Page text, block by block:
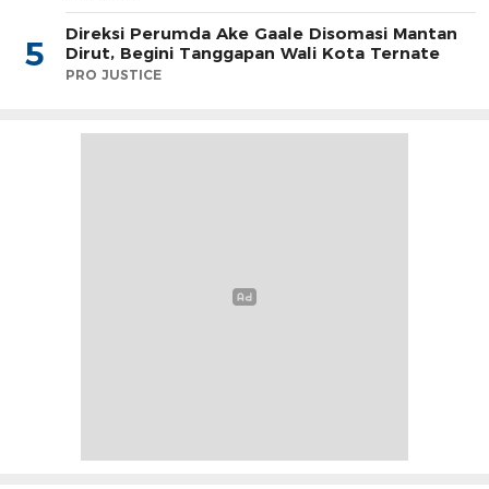
5
Direksi Perumda Ake Gaale Disomasi Mantan
Dirut, Begini Tanggapan Wali Kota Ternate
PRO JUSTICE